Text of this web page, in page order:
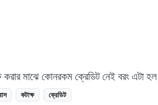
করার মাঝে কোনরকম ক্রেডিট নেই বরং এটা
কটাক্ষ ক্রেডিট